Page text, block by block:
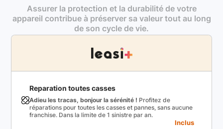
Assurer la protection et la durabilité de votre
appareil contribue à préserver sa valeur tout au long
de son cycle de vie.
Reparation toutes casses
Adieu les tracas, bonjour la sérénité ! Profitez de
réparations pour toutes les casses et pannes, sans aucune
franchise. Dans la limite de 1 sinistre par an.
Inclus